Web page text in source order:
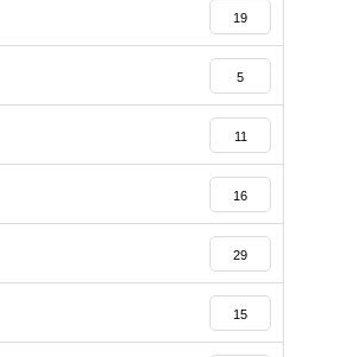
19
5
11
16
29
15